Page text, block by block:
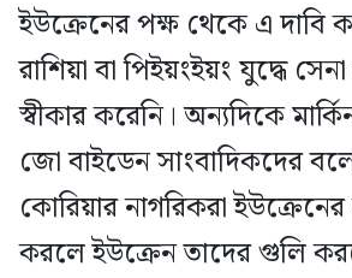
ইউক্রেনের পক্ষ থেকে এ দাবি
রাশিয়া বা পিইয়ংইয়ং যুদ্ধে
স্বীকার করেনি। অন্যদিকে
জো বাইডেন সাংবাদিকদের
কোরিয়ার নাগরিকরা
করলে ইউক্রেন তাদের গুলি